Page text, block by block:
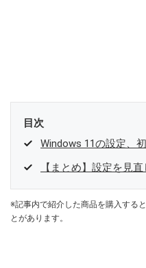
目次
Windows 11の設定、
【まとめ】設定を見
※記事内で紹介した商品を購入する
とがあります。